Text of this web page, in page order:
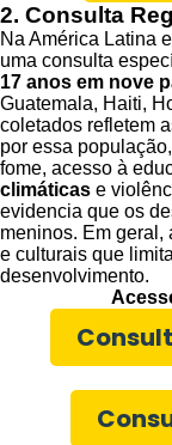
2. Consulta
Na América Latina
uma consulta
17 anos em nove
Guatemala, Haiti,
coletados refletem
por essa
fome, acesso à
climáticas e
evidencia que os
meninos. Em geral,
e culturais que
desenvolvimento.